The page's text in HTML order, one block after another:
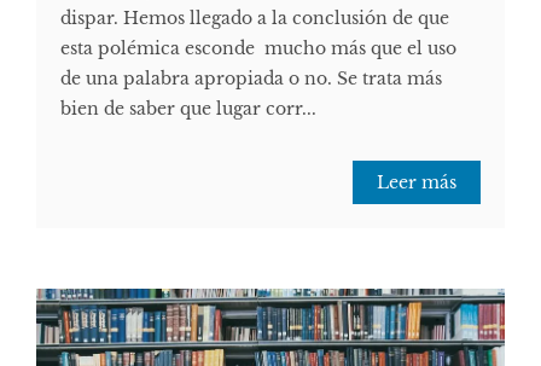
dispar. Hemos llegado a la conclusión de que
esta polémica esconde mucho más que el uso
de una palabra apropiada o no. Se trata más
bien de saber que lugar corr...
Leer más